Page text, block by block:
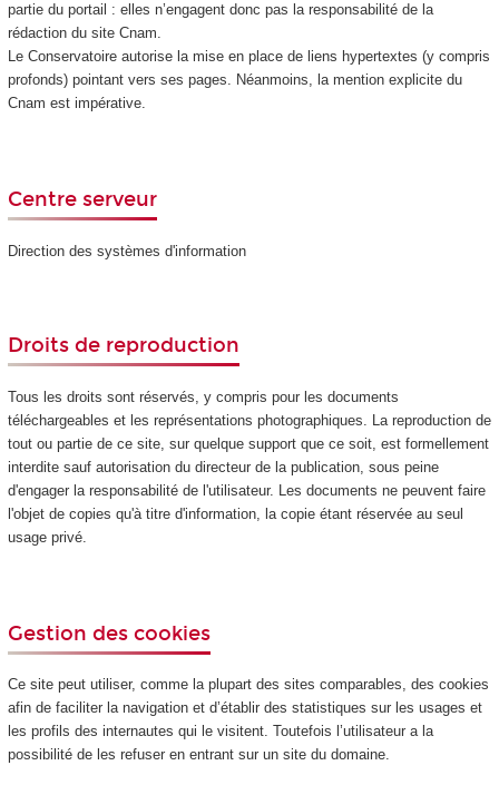
partie du portail : elles n’engagent donc pas la responsabilité de la
rédaction du site Cnam.
Le Conservatoire autorise la mise en place de liens hypertextes (y compris
profonds) pointant vers ses pages. Néanmoins, la mention explicite du
Cnam est impérative.
Centre serveur
Direction des systèmes d'information
Droits de reproduction
Tous les droits sont réservés, y compris pour les documents
téléchargeables et les représentations photographiques. La reproduction de
tout ou partie de ce site, sur quelque support que ce soit, est formellement
interdite sauf autorisation du directeur de la publication, sous peine
d'engager la responsabilité de l'utilisateur. Les documents ne peuvent faire
l'objet de copies qu'à titre d'information, la copie étant réservée au seul
usage privé.
Gestion des cookies
Ce site peut utiliser, comme la plupart des sites comparables, des cookies
afin de faciliter la navigation et d’établir des statistiques sur les usages et
les profils des internautes qui le visitent. Toutefois l’utilisateur a la
possibilité de les refuser en entrant sur un site du domaine.